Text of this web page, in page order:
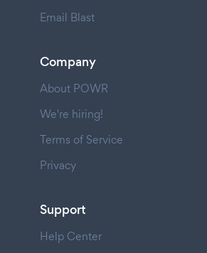
Email Blast
Company
About POWR
We're hiring!
Terms of Service
Privacy
Support
Help Center